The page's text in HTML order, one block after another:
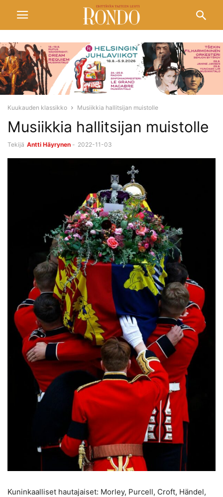
Kuukauden klassikko Musiikkia hallitsijan muistolle
Musiikkia hallitsijan muistolle
Tekijä Antti Häyrynen - 2022-11-03
Kuninkaalliset hautajaiset: Morley, Purcell, Croft, Händel,